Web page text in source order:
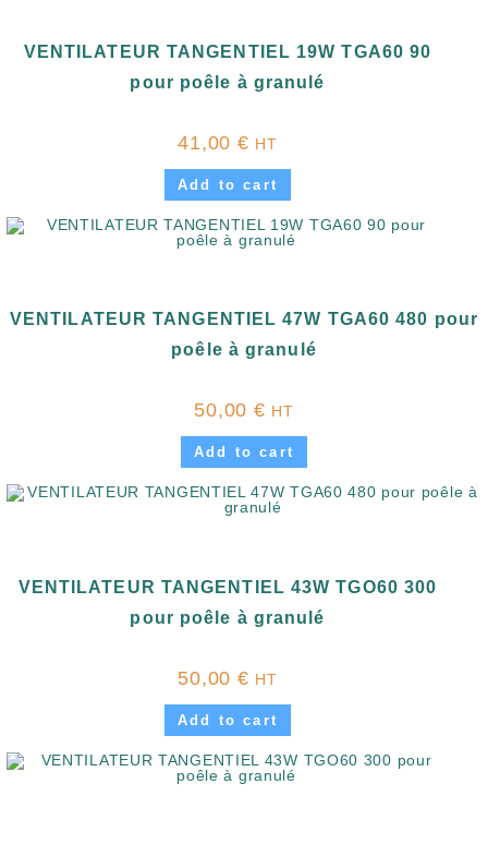
VENTILATEUR TANGENTIEL 19W TGA60 90
pour poêle à granulé
41,00 € HT
Add to cart
VENTILATEUR TANGENTIEL 47W TGA60 480 pour
poêle à granulé
50,00 € HT
Add to cart
VENTILATEUR TANGENTIEL 43W TGO60 300
pour poêle à granulé
50,00 € HT
Add to cart